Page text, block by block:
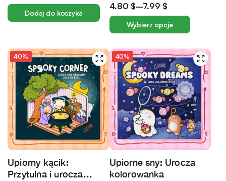
Dodaj do koszyka
wyluzowane duchy
4.80 $–7.99 $
Wybierz opcje
40%
Upiorny kącik:
Przytulna i urocza
40%
Upiorne sny: Urocza
kolorowanka